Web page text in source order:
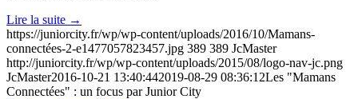
Lire la suite →
https://juniorcity.fr/wp/wp-content/uploads/2016/10/Mamans-
connectées-2-e1477057823457.jpg 389 389 JcMaster
http://juniorcity.fr/wp/wp-content/uploads/2015/08/logo-nav-jc.png
JcMaster2016-10-21 13:40:442019-08-29 08:36:12Les "Mamans
Connectées" : un focus par Junior City